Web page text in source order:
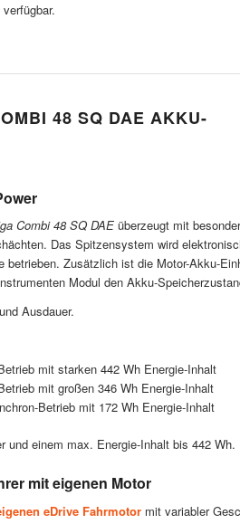
48 SQ DAE AKKU-
Combi 48 SQ DAE überzeugt mit
Das Spitzensystem wird
Zusätzlich ist die Motor-Akku-
Modul den Akku-
Ausdauer.
mit starken 442 Wh Energie-Inhalt
mit großen 346 Wh Energie-Inhalt
Betrieb mit 172 Wh Energie-Inhalt
und einem max. Energie-Inhalt bis 442 Wh.
mit eigenen Motor
eDrive Fahrmotor mit variabler